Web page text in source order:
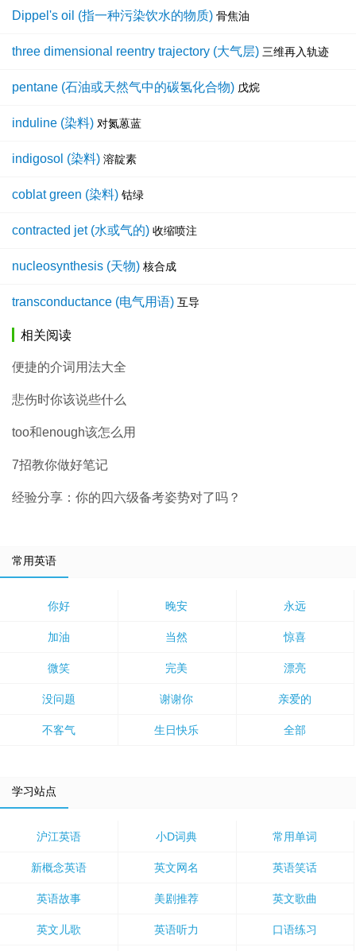
Dippel's oil (指一种污染饮水的物质) 骨焦油
three dimensional reentry trajectory (大气层) 三维再入轨迹
pentane (石油或天然气中的碳氢化合物) 戊烷
induline (染料) 对氮蒽蓝
indigosol (染料) 溶靛素
coblat green (染料) 钴绿
contracted jet (水或气的) 收缩喷注
nucleosynthesis (天物) 核合成
transconductance (电气用语) 互导
相关阅读
便捷的介词用法大全
悲伤时你该说些什么
too和enough该怎么用
7招教你做好笔记
经验分享：你的四六级备考姿势对了吗？
常用英语
你好 晚安 永远
加油 当然 惊喜
微笑 完美 漂亮
没问题 谢谢你 亲爱的
不客气 生日快乐 全部
学习站点
沪江英语 小D词典 常用单词
新概念英语 英文网名 英语笑话
英语故事 美剧推荐 英文歌曲
英文儿歌 英语听力 口语练习